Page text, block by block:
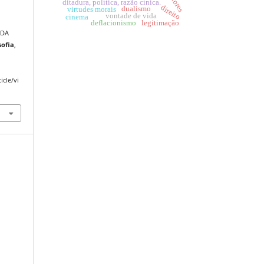
,
vi
ditadura, política, razão cínica.
virtudes morais dualismo
vontade de vida
deflacionismo
direito
legitimação
cinema